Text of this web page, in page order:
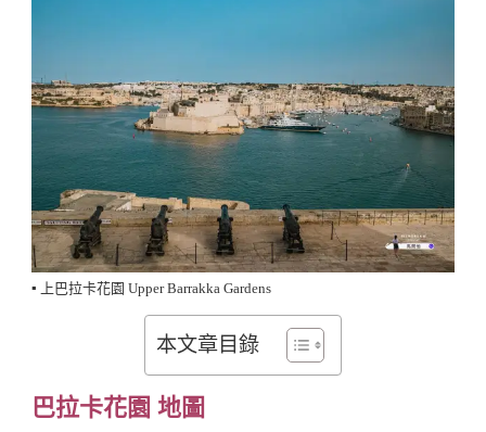
▪️ 上巴拉卡花園 Upper Barrakka Gardens
本文章目錄
巴拉卡花園 地圖